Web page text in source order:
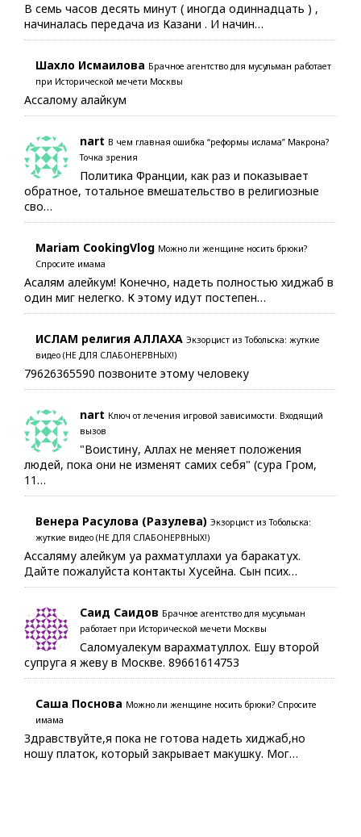
В семь часов десять минут ( иногда одиннадцать ) ,
начиналась передача из Казани . И начин…
Шахло Исмаилова Брачное агентство для мусульман работает
при Исторической мечети Москвы
Ассалому алайкум
nart В чем главная ошибка “реформы ислама” Макрона?
Точка зрения
Политика Франции, как раз и показывает
обратное, тотальное вмешательство в религиозные
сво…
Mariam CookingVlog Можно ли женщине носить брюки?
Спросите имама
Асалям алейкум! Конечно, надеть полностью хиджаб в
один миг нелегко. К этому идут постепен…
ИСЛАМ религия АЛЛАХА Экзорцист из Тобольска: жуткие
видео (НЕ ДЛЯ СЛАБОНЕРВНЫХ!)
79626365590 позвоните этому человеку
nart Ключ от лечения игровой зависимости. Входящий
вызов
"Воистину, Аллах не меняет положения
людей, пока они не изменят самих себя" (сура Гром,
11…
Венера Расулова (Разулева) Экзорцист из Тобольска:
жуткие видео (НЕ ДЛЯ СЛАБОНЕРВНЫХ!)
Ассаляму алейкум уа рахматуллахи уа баракатух.
Дайте пожалуйста контакты Хусейна. Сын псих…
Саид Саидов Брачное агентство для мусульман
работает при Исторической мечети Москвы
Саломуалекум варахматуллох. Ешу второй
супруга я жеву в Москве. 89661614753
Саша Поснова Можно ли женщине носить брюки? Спросите
имама
Здравствуйте,я пока не готова надеть хиджаб,но
ношу платок, который закрывает макушку. Мог…